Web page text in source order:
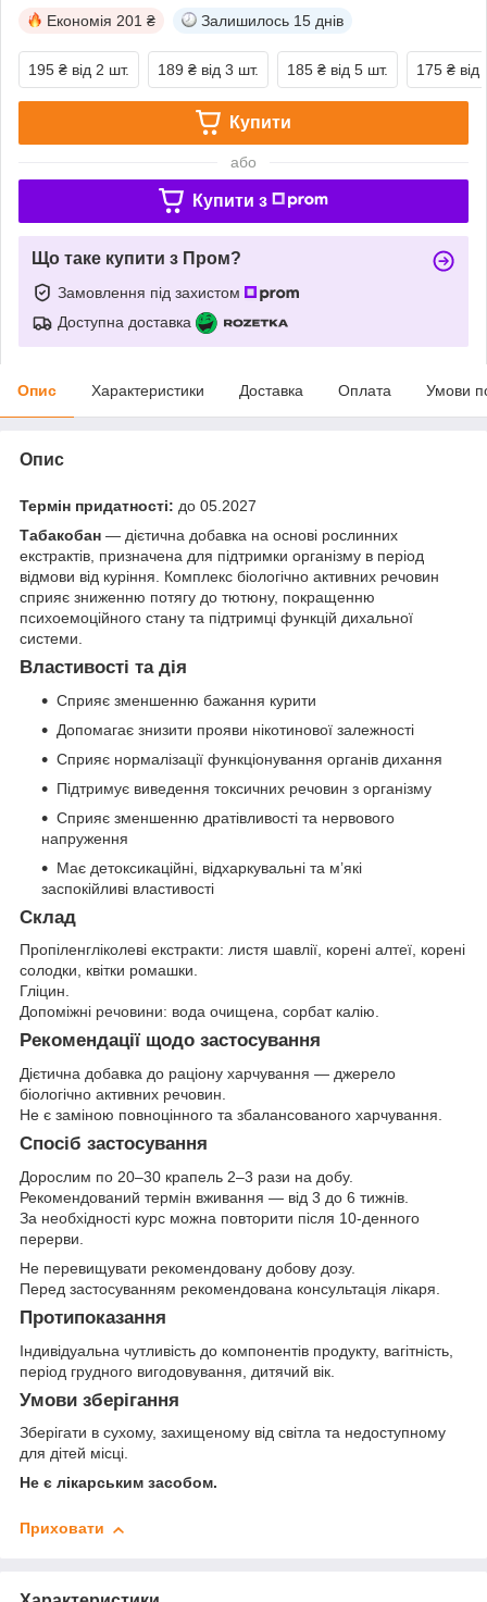
Економія 201 ₴ Залишилось 15 днів
195 ₴ від 2 шт. 189 ₴ від 3 шт. 185 ₴ від 5 шт. 175 ₴ від
Купити
або
Купити з
Що таке купити з Пром?
Замовлення під захистом
Доступна доставка
Опис Характеристики Доставка Оплата Умови
Опис
Термін придатності: до 05.2027
Табакобан — дієтична добавка на основі рослинних
екстрактів, призначена для підтримки організму в період
відмови від куріння. Комплекс біологічно активних речовин
сприяє зниженню потягу до тютюну, покращенню
психоемоційного стану та підтримці функцій дихальної
системи.
Властивості та дія
Сприяє зменшенню бажання курити
Допомагає знизити прояви нікотинової залежності
Сприяє нормалізації функціонування органів дихання
Підтримує виведення токсичних речовин з організму
Сприяє зменшенню дратівливості та нервового
напруження
Має детоксикаційні, відхаркувальні та м’які
заспокійливі властивості
Склад
Пропіленгліколеві екстракти: листя шавлії, корені алтеї, корені
солодки, квітки ромашки.
Гліцин.
Допоміжні речовини: вода очищена, сорбат калію.
Рекомендації щодо застосування
Дієтична добавка до раціону харчування — джерело
біологічно активних речовин.
Не є заміною повноцінного та збалансованого харчування.
Спосіб застосування
Дорослим по 20–30 крапель 2–3 рази на добу.
Рекомендований термін вживання — від 3 до 6 тижнів.
За необхідності курс можна повторити після 10-денного
перерви.
Не перевищувати рекомендовану добову дозу.
Перед застосуванням рекомендована консультація лікаря.
Протипоказання
Індивідуальна чутливість до компонентів продукту, вагітність,
період грудного вигодовування, дитячий вік.
Умови зберігання
Зберігати в сухому, захищеному від світла та недоступному
для дітей місці.
Не є лікарським засобом.
Приховати